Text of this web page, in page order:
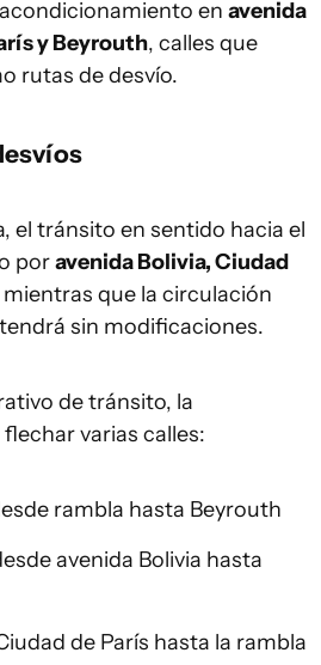
en avenida
y Beyrouth, calles que
rutas de desvío.
el tránsito en sentido hacia el
poravenida Bolivia, Ciudad
mientras que la circulación
sin modificaciones.
de tránsito, la
varias calles:
rambla hasta Beyrouth
avenida Bolivia hasta
de París hasta la rambla